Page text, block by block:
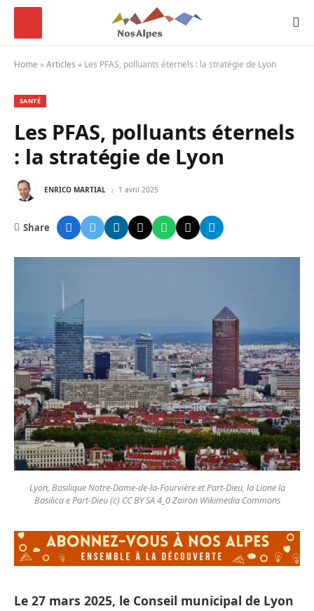
Home »Articles » Les PFAS, polluants éternels : la stratégie de Lyon
SANTÉ
Les PFAS, polluants éternels
: la stratégie de Lyon
ENRICO MARTIAL 1 avril 2025
Share
Lyon, Basilique Notre-Dame-de-la-Fourvière et Part-Dieu, la Lione la
Basilica e Part-Dieu (c) CC BY SA 4_0 Zairon Wikimedia Commons
Le 27 mars 2025, le Conseil municipal de Lyon